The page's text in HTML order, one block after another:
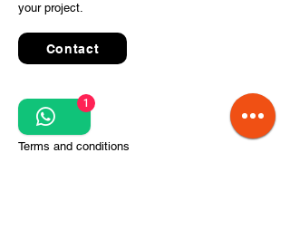
your project.
Contact
Quick Links
Terms and conditions
1